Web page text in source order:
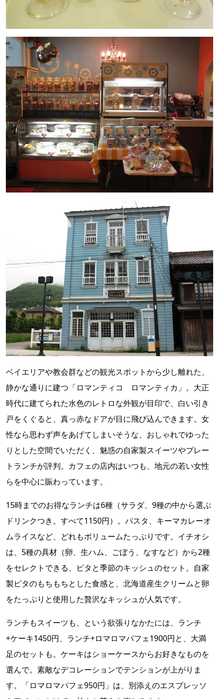
ベイエリアや教会群などの観光スポットから少し離れた、
静かな通りに建つ「ロマンティコ ロマンティカ」。大正
時代に建てられた水色のレトロな外観が目印で、白い引き
戸をくぐると、真っ赤なドアが目に飛び込んできます。女
性なら思わず声をあげてしまいそうな、おしゃれでゆった
りとした空間でいただく、魅惑の自家製スイーツやプレー
トランチが評判。カフェの店内はいつも、地元の若い女性
らを中心に賑わっています。
15時までのお得なランチは6種（サラダ、9種の中から選ぶ
ドリンクつき。すべて1150円）。パスタ、キーマカレーオ
ムライスなど、どれもボリュームたっぷりです。イチオシ
は、5種の具材（卵、生ハム、ごぼう、なすなど）から2種
をセレクトできる、ピタと季節のキッシュのセット。自家
製ピタのもちもちとした食感と、北海道産生クリームと卵
をたっぷりと使用した贅沢なキッシュが人気です。
ランチもスイーツも、という欲張りなかたには、ランチ
+ケーキ1450円、ランチ+ロマロマパフェ1900円と、大満
足のセットも。ケーキはショーケースからお好きなものを
選んで。素敵なデコレーションでテンションが上がりま
す。「ロマロマパフェ950円」は、別添えのエスプレッソ